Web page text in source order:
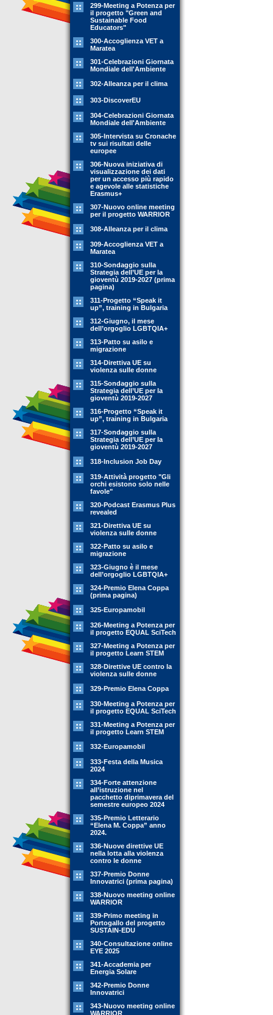
299-Meeting a Potenza per
il progetto "Green and
Sustainable Food
Educators"
300-Accoglienza VET a
Maratea
301-Celebrazioni Giornata
Mondiale dell'Ambiente
302-Alleanza per il clima
303-DiscoverEU
304-Celebrazioni Giornata
Mondiale dell'Ambiente
305-Intervista su Cronache
tv sui risultati delle
europee
306-Nuova iniziativa di
visualizzazione dei dati
per un accesso più rapido
e agevole alle statistiche
Erasmus+
307-Nuovo online meeting
per il progetto WARRIOR
308-Alleanza per il clima
309-Accoglienza VET a
Maratea
310-Sondaggio sulla
Strategia dell’UE per la
gioventù 2019-2027 (prima
pagina)
311-Progetto “Speak it
up”, training in Bulgaria
312-Giugno, il mese
dell’orgoglio LGBTQIA+
313-Patto su asilo e
migrazione
314-Direttiva UE su
violenza sulle donne
315-Sondaggio sulla
Strategia dell’UE per la
gioventù 2019-2027
316-Progetto “Speak it
up”, training in Bulgaria
317-Sondaggio sulla
Strategia dell’UE per la
gioventù 2019-2027
318-Inclusion Job Day
319-Attività progetto "Gli
orchi esistono solo nelle
favole"
320-Podcast Erasmus Plus
revealed
321-Direttiva UE su
violenza sulle donne
322-Patto su asilo e
migrazione
323-Giugno è il mese
dell’orgoglio LGBTQIA+
324-Premio Elena Coppa
(prima pagina)
325-Europamobil
326-Meeting a Potenza per
il progetto EQUAL SciTech
327-Meeting a Potenza per
il progetto Learn STEM
328-Direttive UE contro la
violenza sulle donne
329-Premio Elena Coppa
330-Meeting a Potenza per
il progetto EQUAL SciTech
331-Meeting a Potenza per
il progetto Learn STEM
332-Europamobil
333-Festa della Musica
2024
334-Forte attenzione
all’istruzione nel
pacchetto diprimavera del
semestre europeo 2024
335-Premio Letterario
“Elena M. Coppa” anno
2024.
336-Nuove direttive UE
nella lotta alla violenza
contro le donne
337-Premio Donne
Innovatrici (prima pagina)
338-Nuovo meeting online
WARRIOR
339-Primo meeting in
Portogallo del progetto
SUSTAIN-EDU
340-Consultazione online
EYE 2025
341-Accademia per
Energia Solare
342-Premio Donne
Innovatrici
343-Nuovo meeting online
WARRIOR